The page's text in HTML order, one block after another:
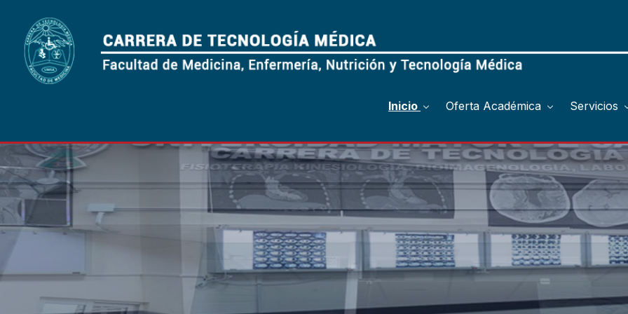
Inicio Oferta Académica Servicios